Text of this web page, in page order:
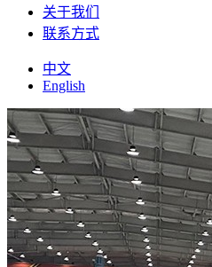
关于我们
联系方式
中文
English